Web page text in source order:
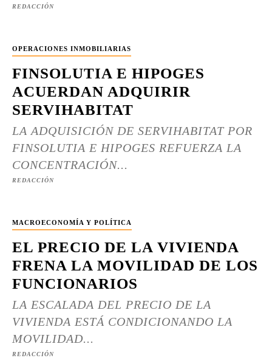
REDACCIÓN
OPERACIONES INMOBILIARIAS
FINSOLUTIA E HIPOGES
ACUERDAN ADQUIRIR
SERVIHABITAT
LA ADQUISICIÓN DE SERVIHABITAT POR
FINSOLUTIA E HIPOGES REFUERZA LA
CONCENTRACIÓN...
REDACCIÓN
MACROECONOMÍA Y POLÍTICA
EL PRECIO DE LA VIVIENDA
FRENA LA MOVILIDAD DE LOS
FUNCIONARIOS
LA ESCALADA DEL PRECIO DE LA
VIVIENDA ESTÁ CONDICIONANDO LA
MOVILIDAD...
REDACCIÓN